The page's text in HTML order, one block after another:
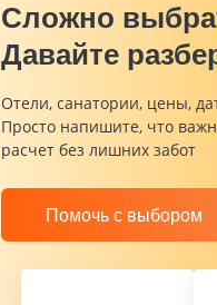
Сложно
Давайте
Отели, санатории, цены,
Просто напишите, что
расчет без лишних забот
Помочь с выбором